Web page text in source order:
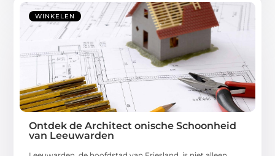
WINKELEN
Ontdek de Architect onische Schoonheid
van Leeuwarden